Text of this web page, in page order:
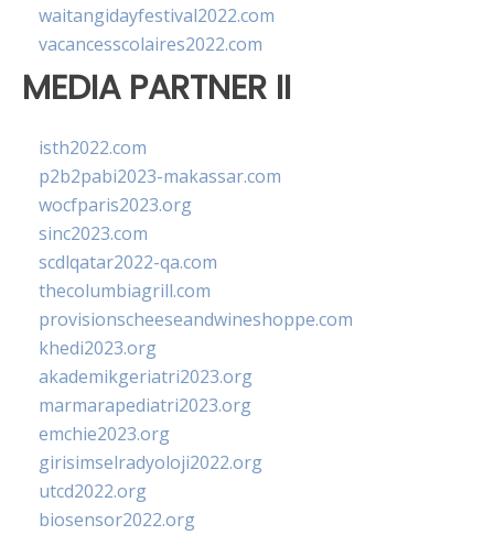
waitangidayfestival2022.com
vacancesscolaires2022.com
MEDIA PARTNER II
isth2022.com
p2b2pabi2023-makassar.com
wocfparis2023.org
sinc2023.com
scdlqatar2022-qa.com
thecolumbiagrill.com
provisionscheeseandwineshoppe.com
khedi2023.org
akademikgeriatri2023.org
marmarapediatri2023.org
emchie2023.org
girisimselradyoloji2022.org
utcd2022.org
biosensor2022.org